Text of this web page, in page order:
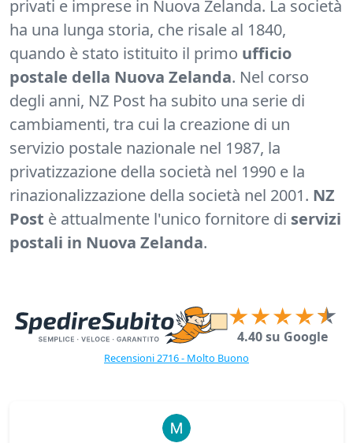
privati e imprese in Nuova Zelanda. La società
ha una lunga storia, che risale al 1840,
quando è stato istituito il primo ufficio
postale della Nuova Zelanda. Nel corso
degli anni, NZ Post ha subito una serie di
cambiamenti, tra cui la creazione di un
servizio postale nazionale nel 1987, la
privatizzazione della società nel 1990 e la
rinazionalizzazione della società nel 2001. NZ
Post è attualmente l'unico fornitore di servizi
postali in Nuova Zelanda.
4.40 su Google
Recensioni 2716 - Molto Buono